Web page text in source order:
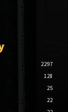
2297
128
25
22